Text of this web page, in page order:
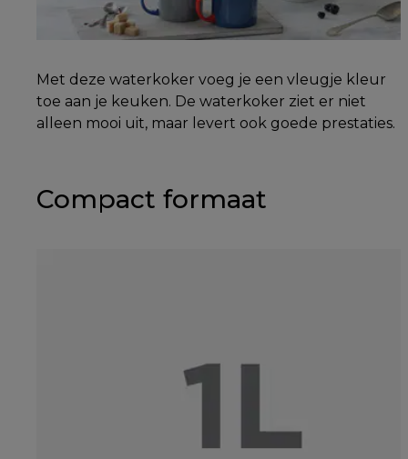
Met deze waterkoker voeg je een vleugje kleur
toe aan je keuken. De waterkoker ziet er niet
alleen mooi uit, maar levert ook goede prestaties.
Compact formaat